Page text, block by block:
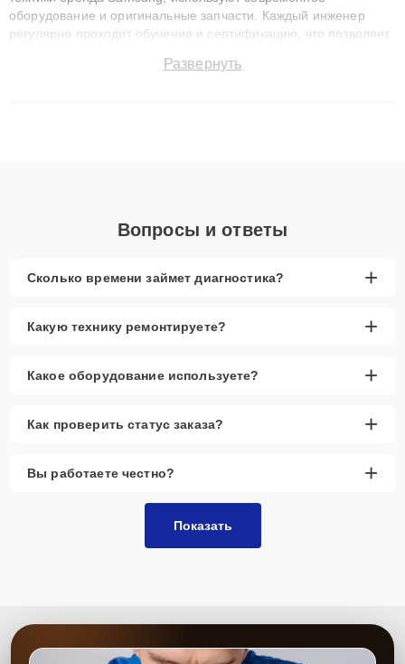
оборудование и оригинальные запчасти. Каждый инженер
регулярно проходит обучение и сертификацию, что позволяет
технику с сохранением гарантии до 3 лет. Наши мастера
Развернуть
Вопросы и ответы
Сколько времени займет диагностика? +
Какую технику ремонтируете? +
Какое оборудование используете? +
Как проверить статус заказа? +
Вы работаете честно? +
Показать